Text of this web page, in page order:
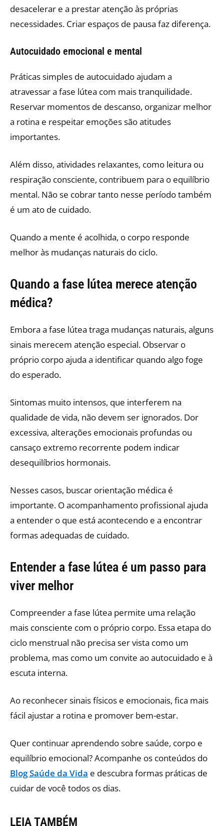
desacelerar e a prestar atenção às próprias
necessidades. Criar espaços de pausa faz diferença.
Autocuidado emocional e mental
Práticas simples de autocuidado ajudam a
atravessar a fase lútea com mais tranquilidade.
Reservar momentos de descanso, organizar melhor
a rotina e respeitar emoções são atitudes
importantes.
Além disso, atividades relaxantes, como leitura ou
respiração consciente, contribuem para o equilíbrio
mental. Não se cobrar tanto nesse período também
é um ato de cuidado.
Quando a mente é acolhida, o corpo responde
melhor às mudanças naturais do ciclo.
Quando a fase lútea merece atenção
médica?
Embora a fase lútea traga mudanças naturais, alguns
sinais merecem atenção especial. Observar o
próprio corpo ajuda a identificar quando algo foge
do esperado.
Sintomas muito intensos, que interferem na
qualidade de vida, não devem ser ignorados. Dor
excessiva, alterações emocionais profundas ou
cansaço extremo recorrente podem indicar
desequilíbrios hormonais.
Nesses casos, buscar orientação médica é
importante. O acompanhamento profissional ajuda
a entender o que está acontecendo e a encontrar
formas adequadas de cuidado.
Entender a fase lútea é um passo para
viver melhor
Compreender a fase lútea permite uma relação
mais consciente com o próprio corpo. Essa etapa do
ciclo menstrual não precisa ser vista como um
problema, mas como um convite ao autocuidado e à
escuta interna.
Ao reconhecer sinais físicos e emocionais, fica mais
fácil ajustar a rotina e promover bem-estar.
Quer continuar aprendendo sobre saúde, corpo e
equilíbrio emocional? Acompanhe os conteúdos do
Blog Saúde da Vida e descubra formas práticas de
cuidar de você todos os dias.
LEIA TAMBÉM